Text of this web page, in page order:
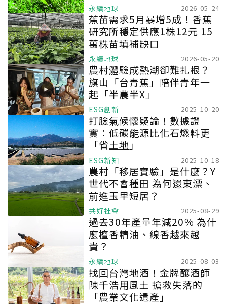
永續地球 2026-05-24
蕉苗需求5月暴增5成！香蕉
研究所穩定供應1株12元 15
萬株苗填補缺口
永續地球 2026-05-20
農村體驗成熱潮卻難扎根？
旗山「台青蕉」陪伴青年一
起「半農半X」
ESG創新 2025-10-20
打臉氣候懷疑論！數據證
實：低碳能源比化石燃料更
「省土地 」
ESG新知 2025-10-18
農村「移居實驗」是什麼？Y
世代不會種田 為何還東漂、
前進玉里短居？
共好社會 2025-08-29
過去30年產量年減20％ 為什
麼檀香精油、線香越來越
貴？
永續地球 2025-08-03
找回台灣地酒！金牌釀酒師
陳千浩用風土 搶救失落的
「農業文化遺產」